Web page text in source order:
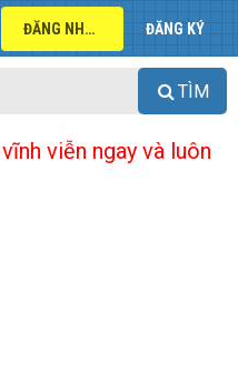
ĐĂNG NHẬP ĐĂNG KÝ
TÌM
viễn ngay và luôn